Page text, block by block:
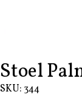
Stoel
SKU: 344